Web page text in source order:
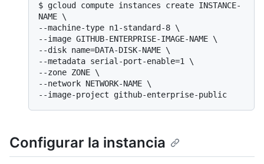
$ gcloud compute instances create INSTANCE-
NAME \
--machine-type n1-standard-8 \
--image GITHUB-ENTERPRISE-IMAGE-NAME \
--disk name=DATA-DISK-NAME \
--metadata serial-port-enable=1 \
--zone ZONE \
--network NETWORK-NAME \
--image-project github-enterprise-public
Configurar la instancia